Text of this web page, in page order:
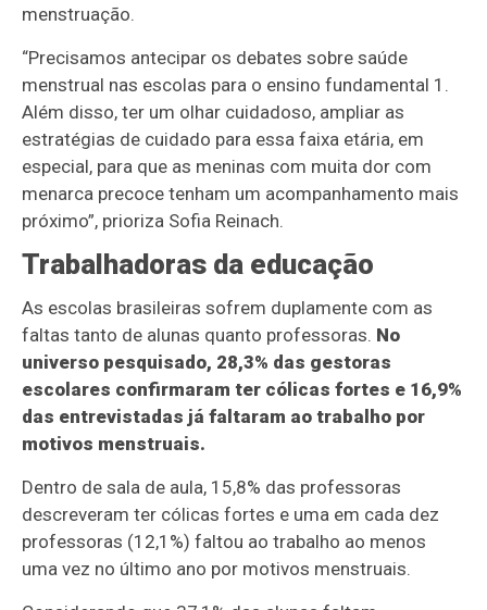
menstruação.
“Precisamos antecipar os debates sobre saúde
menstrual nas escolas para o ensino fundamental 1.
Além disso, ter um olhar cuidadoso, ampliar as
estratégias de cuidado para essa faixa etária, em
especial, para que as meninas com muita dor com
menarca precoce tenham um acompanhamento mais
próximo”, prioriza Sofia Reinach.
Trabalhadoras da educação
As escolas brasileiras sofrem duplamente com as
faltas tanto de alunas quanto professoras. No
universo pesquisado, 28,3% das gestoras
escolares confirmaram ter cólicas fortes e 16,9%
das entrevistadas já faltaram ao trabalho por
motivos menstruais.
Dentro de sala de aula, 15,8% das professoras
descreveram ter cólicas fortes e uma em cada dez
professoras (12,1%) faltou ao trabalho ao menos
uma vez no último ano por motivos menstruais.